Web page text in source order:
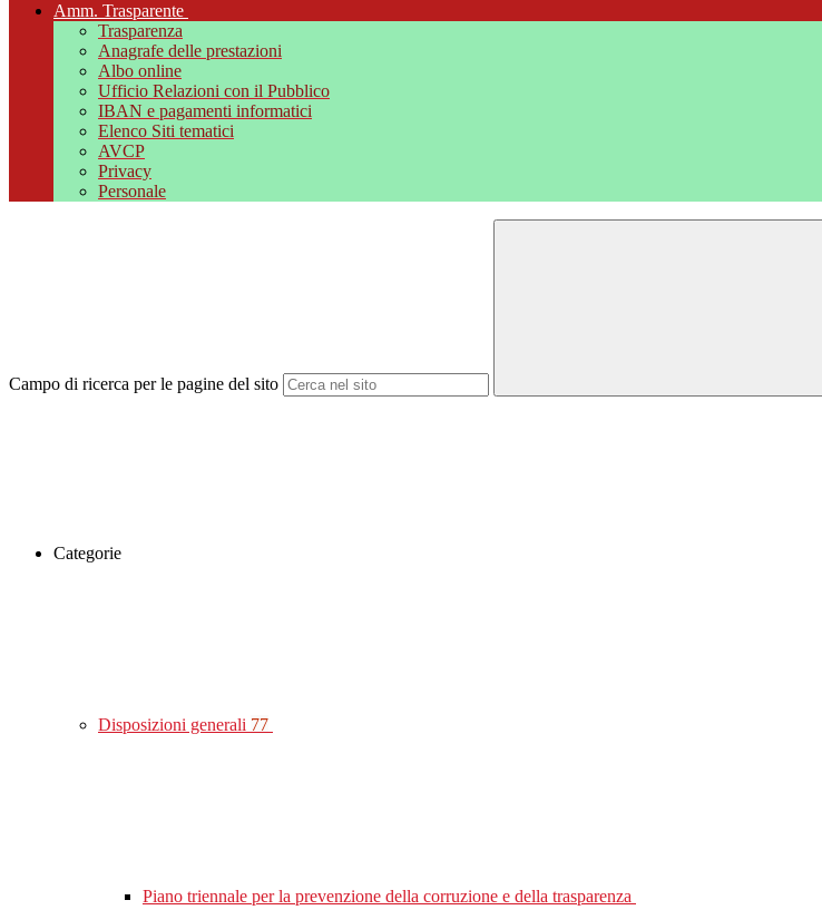
Amm. Trasparente
Trasparenza
Anagrafe delle prestazioni
Albo online
Ufficio Relazioni con il Pubblico
IBAN e pagamenti informatici
Elenco Siti tematici
AVCP
Privacy
Personale
Campo di ricerca per le pagine del sito
Categorie
Disposizioni generali 77
Piano triennale per la prevenzione della corruzione e della trasparenza